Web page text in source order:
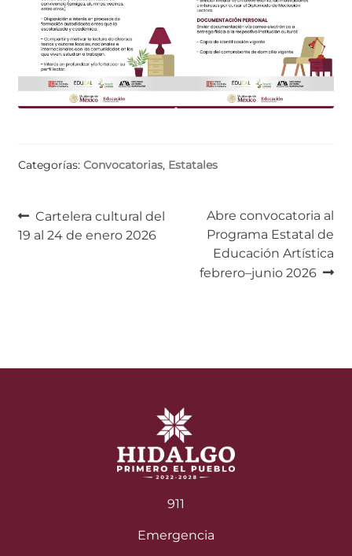
Categorías: Convocatorias, Estatales
Navegación
de
Anterior:
Cartelera cultural del
19 al 24 de enero 2026
Siguiente:
Abre convocatoria al
Programa Estatal de
Educación Artística
febrero–junio 2026
911
Emergencia